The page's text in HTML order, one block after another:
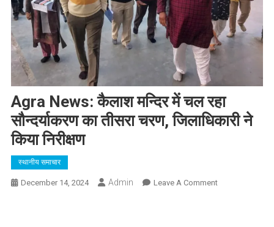
Agra News: कैलाश मन्दिर में चल रहा
सौन्दर्याकरण का तीसरा चरण, जिलाधिकारी ने
किया निरीक्षण
स्थानीय समाचार
December 14, 2024 Admin Leave A CommentOn